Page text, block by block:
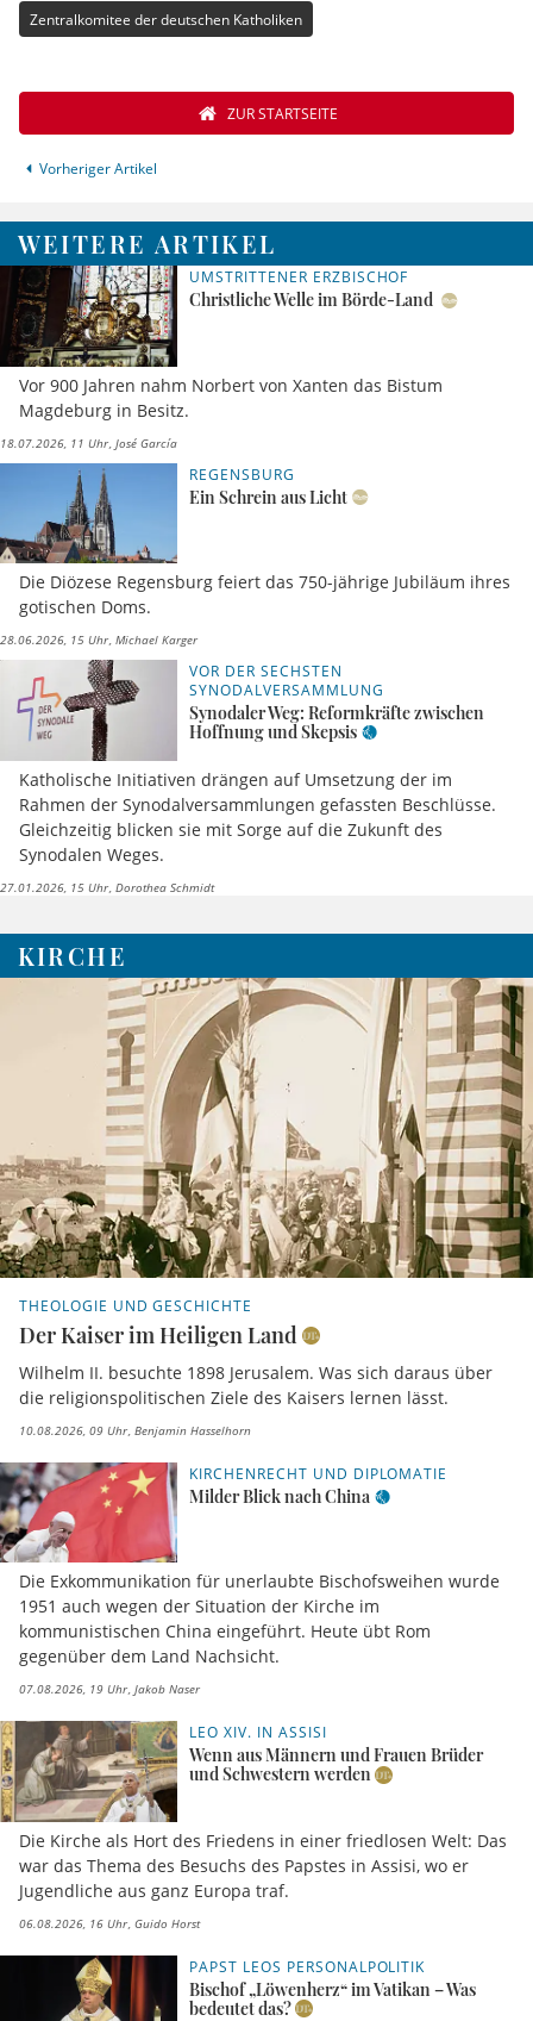
Zentralkomitee der deutschen Katholiken
Vorheriger Artikel
ZUR STARTSEITE
WEITERE ARTIKEL
UMSTRITTENER ERZBISCHOF
Christliche Welle im Börde-Land
Vor 900 Jahren nahm Norbert von Xanten das Bistum
Magdeburg in Besitz.
18.07.2026, 11 Uhr José García
REGENSBURG
Ein Schrein aus Licht
Die Diözese Regensburg feiert das 750-jährige Jubiläum ihres
gotischen Doms.
28.06.2026, 15 Uhr Michael Karger
VOR DER SECHSTEN
SYNODALVERSAMMLUNG
Synodaler Weg: Reformkräfte zwischen
Hoffnung und Skepsis
Katholische Initiativen drängen auf Umsetzung der im
Rahmen der Synodalversammlungen gefassten Beschlüsse.
Gleichzeitig blicken sie mit Sorge auf die Zukunft des
Synodalen Weges.
27.01.2026, 15 Uhr Dorothea Schmidt
KIRCHE
THEOLOGIE UND GESCHICHTE
Der Kaiser im Heiligen Land
Wilhelm II. besuchte 1898 Jerusalem. Was sich daraus über
die religionspolitischen Ziele des Kaisers lernen lässt.
10.08.2026, 09 Uhr Benjamin Hasselhorn
KIRCHENRECHT UND DIPLOMATIE
Milder Blick nach China
Die Exkommunikation für unerlaubte Bischofsweihen wurde
1951 auch wegen der Situation der Kirche im
kommunistischen China eingeführt. Heute übt Rom
gegenüber dem Land Nachsicht.
07.08.2026, 19 Uhr Jakob Naser
LEO XIV. IN ASSISI
Wenn aus Männern und Frauen Brüder
und Schwestern werden
Die Kirche als Hort des Friedens in einer friedlosen Welt: Das
war das Thema des Besuchs des Papstes in Assisi, wo er
Jugendliche aus ganz Europa traf.
06.08.2026, 16 Uhr Guido Horst
PAPST LEOS PERSONALPOLITIK
Bischof „Löwenherz“ im Vatikan – Was
bedeutet das?